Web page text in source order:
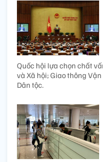
Quốc hội lựa chọn chất
và Xã hội; Giao thông
Dân tộc.